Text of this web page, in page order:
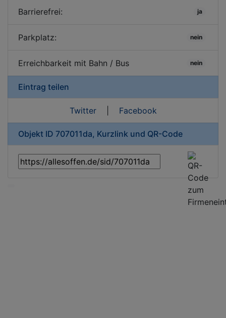
Barrierefrei: ja
Parkplatz: nein
Erreichbarkeit mit Bahn / Bus nein
Eintrag teilen
Twitter| Facebook
Objekt ID 707011da, Kurzlink und QR-Code